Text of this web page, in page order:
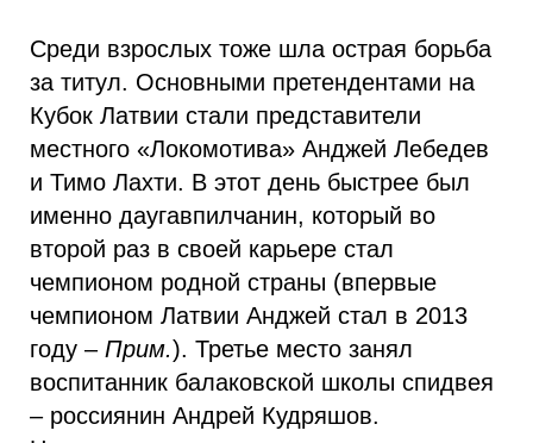
Среди взрослых тоже шла острая борьба
за титул. Основными претендентами на
Кубок Латвии стали представители
местного «Локомотива» Анджей Лебедев
и Тимо Лахти. В этот день быстрее был
именно даугавпилчанин, который во
второй раз в своей карьере стал
чемпионом родной страны (впервые
чемпионом Латвии Анджей стал в 2013
году – Прим.). Третье место занял
воспитанник балаковской школы спидвея
– россиянин Андрей Кудряшов.